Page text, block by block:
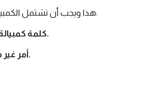
هذا ويجب أن تشتمل الكمبيالة في المملكة العربية السعودية على البيانات الآتية:
1- كلمة كمبيالة مكتوبة في متن الصك وباللغة التي كتب بها.
2- أمر غير معلق على شرط بوفاء مبلغ معين من النقود.